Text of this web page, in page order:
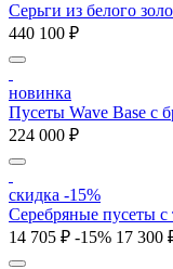
Серьги из белого
440 100 ₽
новинка
Пусеты Wave Base с
224 000 ₽
скидка -15%
Серебряные пусеты с
14 705 ₽ -15% 17 300